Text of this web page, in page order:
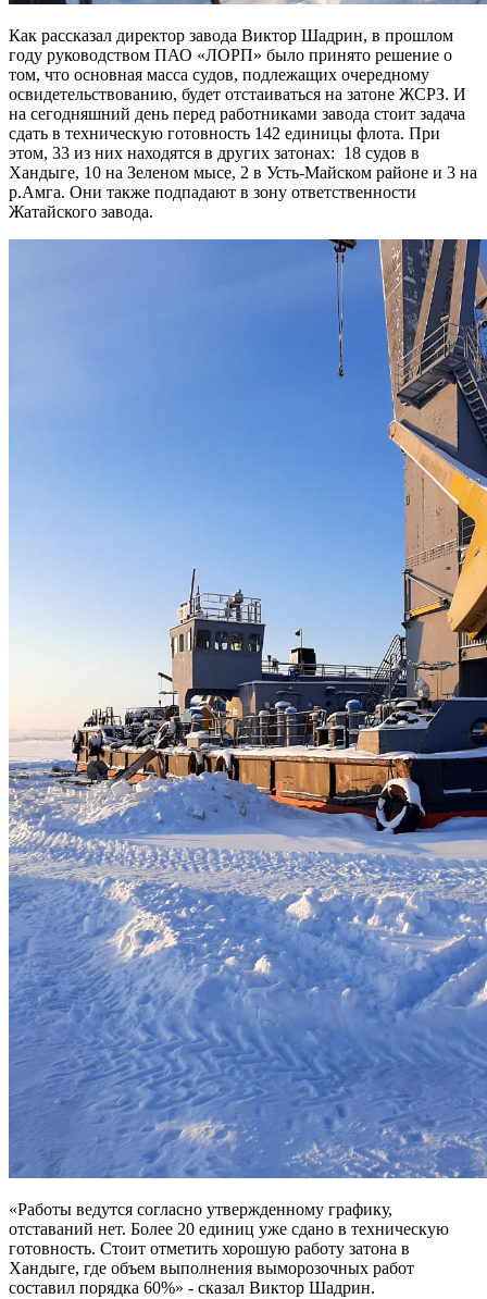
Как рассказал директор завода Виктор Шадрин, в прошлом
году руководством ПАО «ЛОРП» было принято решение о
том, что основная масса судов, подлежащих очередному
освидетельствованию, будет отстаиваться на затоне ЖСРЗ. И
на сегодняшний день перед работниками завода стоит задача
сдать в техническую готовность 142 единицы флота. При
этом, 33 из них находятся в других затонах: 18 судов в
Хандыге, 10 на Зеленом мысе, 2 в Усть-Майском районе и 3 на
р.Амга. Они также подпадают в зону ответственности
Жатайского завода.
«Работы ведутся согласно утвержденному графику,
отставаний нет. Более 20 единиц уже сдано в техническую
готовность. Стоит отметить хорошую работу затона в
Хандыге, где объем выполнения выморозочных работ
составил порядка 60%» - сказал Виктор Шадрин.